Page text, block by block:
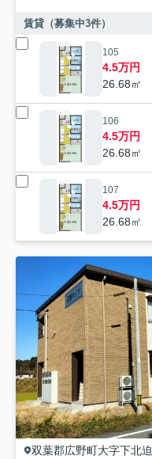
賃貸（募集中3件）
105
4.5万円
26.68㎡
106
4.5万円
26.68㎡
107
4.5万円
26.68㎡
双葉郡広野町大字下北迫